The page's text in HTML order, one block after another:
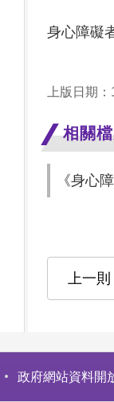
身心障礙
上版日期
相關
《身心
政府網站資料開